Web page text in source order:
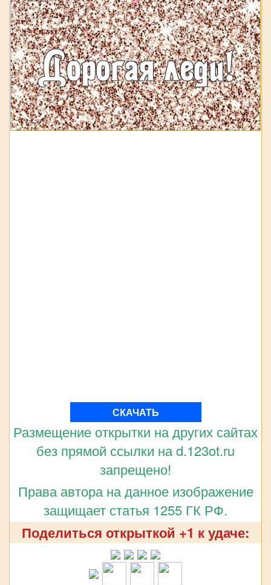
СКАЧАТЬ
Размещение открытки на других сайтах
без прямой ссылки на d.123ot.ru
запрещено!
Права автора на данное изображение
защищает статья 1255 ГК РФ.
Поделиться открыткой +1 к удаче: